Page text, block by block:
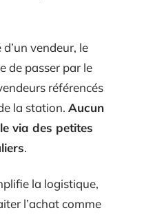
vendeur, le
de passer par le
référencés
la station. Aucun
via des petites
.
la logistique,
l’achat comme